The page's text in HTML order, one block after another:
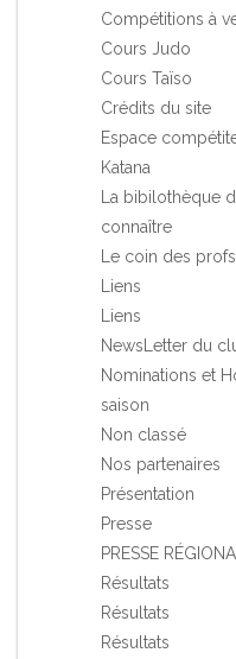
Compétitions à
Cours Judo
Cours Taïso
Crédits du site
Espace
Katana
La bibilothèque
connaître
Le coin des profs
Liens
Liens
NewsLetter du
Nominations et
saison
Non classé
Nos partenaires
Présentation
Presse
PRESSE
Résultats
Résultats
Résultats